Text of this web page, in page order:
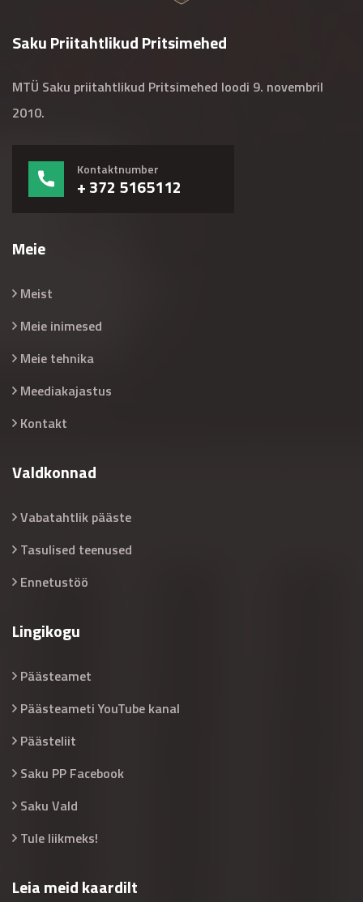
Saku Priitahtlikud Pritsimehed
MTÜ Saku priitahtlikud Pritsimehed loodi 9. novembril
2010.
Kontaktnumber
+ 372 5165112
Meie
Meist
Meie inimesed
Meie tehnika
Meediakajastus
Kontakt
Valdkonnad
Vabatahtlik pääste
Tasulised teenused
Ennetustöö
Lingikogu
Päästeamet
Päästeameti YouTube kanal
Päästeliit
Saku PP Facebook
Saku Vald
Tule liikmeks!
Leia meid kaardilt